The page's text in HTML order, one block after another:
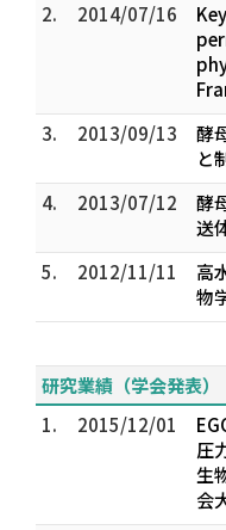
2.
2014/07/16
3.
2013/09/13
酵
と
4.
2013/07/12
酵
送
5.
2012/11/11
高
物
研究業績（学会発表）
1.
2015/12/01
圧
生
会